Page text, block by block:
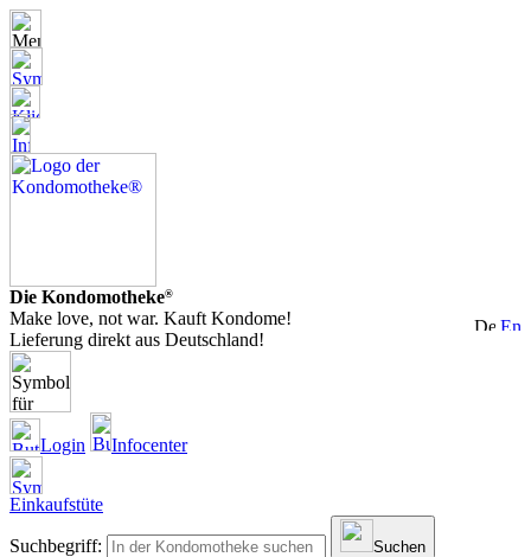
Die Kondomotheke®
Make love, not war. Kauft Kondome!
Lieferung direkt aus Deutschland!
Login Infocenter
Einkaufstüte
Suchbegriff: Suchen